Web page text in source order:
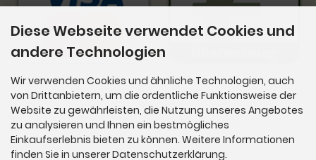
Newsletter-Anmeldung
E-Mail-Adresse:
Diese Webseite verwendet Cookies und
andere Technologien
Wir verwenden Cookies und ähnliche Technologien, auch
von Drittanbietern, um die ordentliche Funktionsweise der
Website zu gewährleisten, die Nutzung unseres Angebotes
zu analysieren und Ihnen ein bestmögliches
Einkaufserlebnis bieten zu können. Weitere Informationen
finden Sie in unserer Datenschutzerklärung.